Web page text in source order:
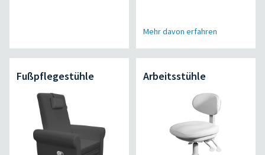
Mehr davon erfahren
Fußpflegestühle Arbeitsstühle